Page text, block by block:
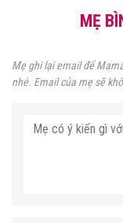
MẸ
Mẹ ghi lại email để
nhé. Email của mẹ sẽ